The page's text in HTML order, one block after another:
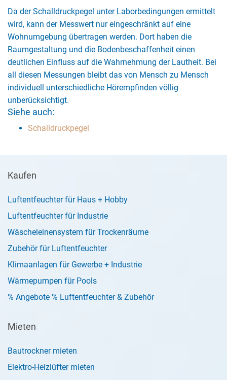
Da der Schalldruckpegel unter Laborbedingungen ermittelt
wird, kann der Messwert nur eingeschränkt auf eine
Wohnumgebung übertragen werden. Dort haben die
Raumgestaltung und die Bodenbeschaffenheit einen
deutlichen Einfluss auf die Wahrnehmung der Lautheit. Bei
all diesen Messungen bleibt das von Mensch zu Mensch
individuell unterschiedliche Hörempfinden völlig
unberücksichtigt.
Siehe auch:
Schalldruckpegel
Kaufen
Luftentfeuchter für Haus + Hobby
Luftentfeuchter für Industrie
Wäscheleinensystem für Trockenräume
Zubehör für Luftentfeuchter
Klimaanlagen für Gewerbe + Industrie
Wärmepumpen für Pools
% Angebote % Luftentfeuchter & Zubehör
Mieten
Bautrockner mieten
Elektro-Heizlüfter mieten